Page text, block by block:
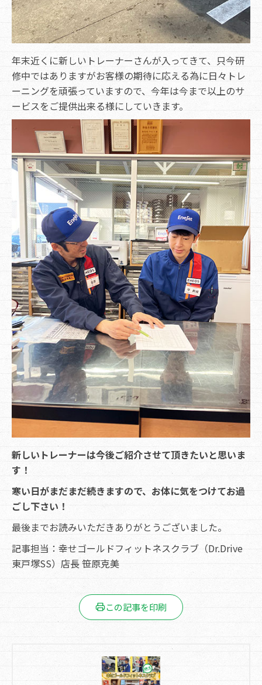
年末近くに新しいトレーナーさんが入ってきて、只今研
修中ではありますがお客様の期待に応える為に日々トレ
ーニングを頑張っていますので、今年は今まで以上のサ
ービスをご提供出来る様にしていきます。
新しいトレーナーは今後ご紹介させて頂きたいと思いま
す！
寒い日がまだまだ続きますので、お体に気をつけてお過
ごし下さい！
最後までお読みいただきありがとうございました。
記事担当：幸せゴールドフィットネスクラブ（Dr.Drive
東戸塚SS）店長 笹原克美
この記事を印刷